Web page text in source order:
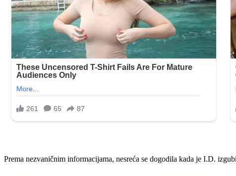
Prema nezvaničnim informacijama, nesreća se dogodila kada je I.D.